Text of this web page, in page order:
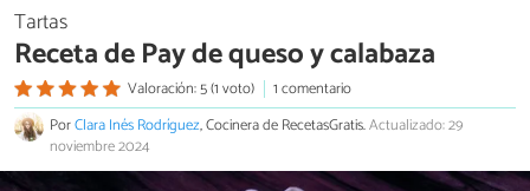
Tartas
Receta de Pay de queso y calabaza
Valoración: 5 (1 voto)
1 comentario
PorClara Inés Rodríguez, Cocinera de RecetasGratis.Actualizado: 29
noviembre 2024